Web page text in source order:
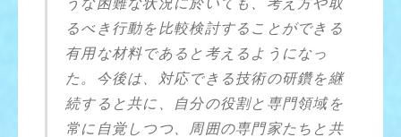
うな困難な状況に於いても、考え方や取
るべき行動を比較検討することができる
有用な材料であると考えるようになっ
た。今後は、対応できる技術の研鑽を継
続すると共に、自分の役割と専門領域を
常に自覚しつつ、周囲の専門家たちと共